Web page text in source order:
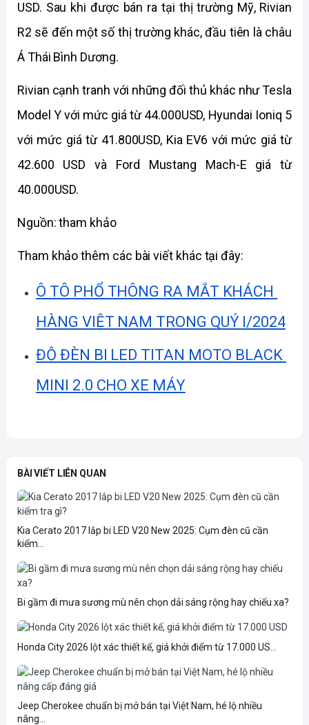
USD. Sau khi được bán ra tại thị trường Mỹ, Rivian
R2 sẽ đến một số thị trường khác, đầu tiên là châu
Á Thái Bình Dương.
Rivian cạnh tranh với những đối thủ khác như Tesla
Model Y với mức giá từ 44.000USD, Hyundai Ioniq 5
với mức giá từ 41.800USD, Kia EV6 với mức giá từ
42.600 USD và Ford Mustang Mach-E giá từ
40.000USD.
Nguồn: tham khảo
Tham khảo thêm các bài viết khác tại đây:
Ô TÔ PHỔ THÔNG RA MẮT KHÁCH
HÀNG VIỆT NAM TRONG QUÝ I/2024
ĐỘ ĐÈN BI LED TITAN MOTO BLACK
MINI 2.0 CHO XE MÁY
BÀI VIẾT LIÊN QUAN
Kia Cerato 2017 lắp bi LED V20 New 2025: Cụm đèn cũ cần
kiểm...
Bi gầm đi mưa sương mù nên chọn dải sáng rộng hay chiếu xa?
Honda City 2026 lột xác thiết kế, giá khởi điểm từ 17.000 US...
Jeep Cherokee chuẩn bị mở bán tại Việt Nam, hé lộ nhiều
nâng...